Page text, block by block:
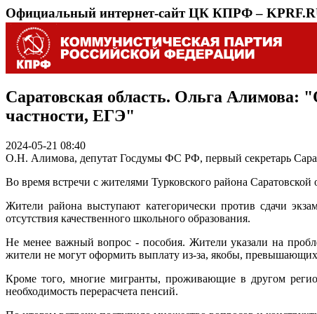
Официальный интернет-сайт ЦК КПРФ –
Саратовская область. Ольга Алимова:
частности, ЕГЭ"
2024-05-21 08:40
О.Н. Алимова, депутат Госдумы ФС РФ, первый секретарь
Во время встречи с жителями Турковского района Саратовской
Жители района выступают категорически против сдачи
отсутствия качественного школьного образования.
Не менее важный вопрос - пособия. Жители указали на
жители не могут оформить выплату из-за, якобы,
Кроме того, многие мигранты, проживающие в другом
необходимость перерасчета пенсий.